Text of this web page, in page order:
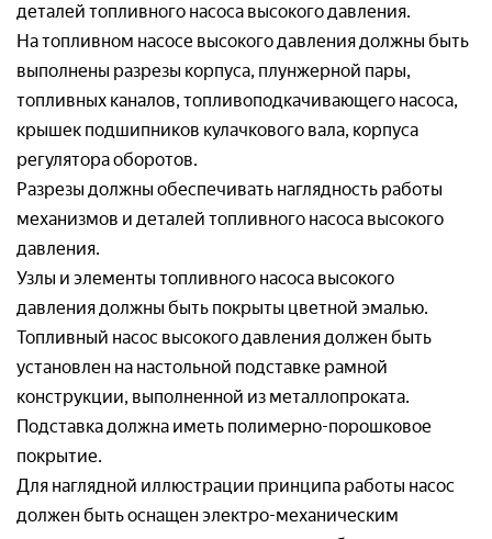
деталей топливного насоса высокого давления.
На топливном насосе высокого давления должны быть
выполнены разрезы корпуса, плунжерной пары,
топливных каналов, топливоподкачивающего насоса,
крышек подшипников кулачкового вала, корпуса
регулятора оборотов.
Разрезы должны обеспечивать наглядность работы
механизмов и деталей топливного насоса высокого
давления.
Узлы и элементы топливного насоса высокого
давления должны быть покрыты цветной эмалью.
Топливный насос высокого давления должен быть
установлен на настольной подставке рамной
конструкции, выполненной из металлопроката.
Подставка должна иметь полимерно-порошковое
покрытие.
Для наглядной иллюстрации принципа работы насос
должен быть оснащен электро-механическим
Номер телефон *
Отправляя заявку, я соглашаюсь с
Пользовательским соглашением
Номер телефон*
Ваш вопрос:*
Отправляя заявку, я соглашаюсь с
Пользовательским соглашением
Номер телефона*
Адрес доставки*
Отправляя заявку, я соглашаюсь с
Пользовательским соглашением